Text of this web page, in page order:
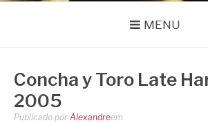
MENU
Concha y Toro Late
2005
Publicado por Alexandreem